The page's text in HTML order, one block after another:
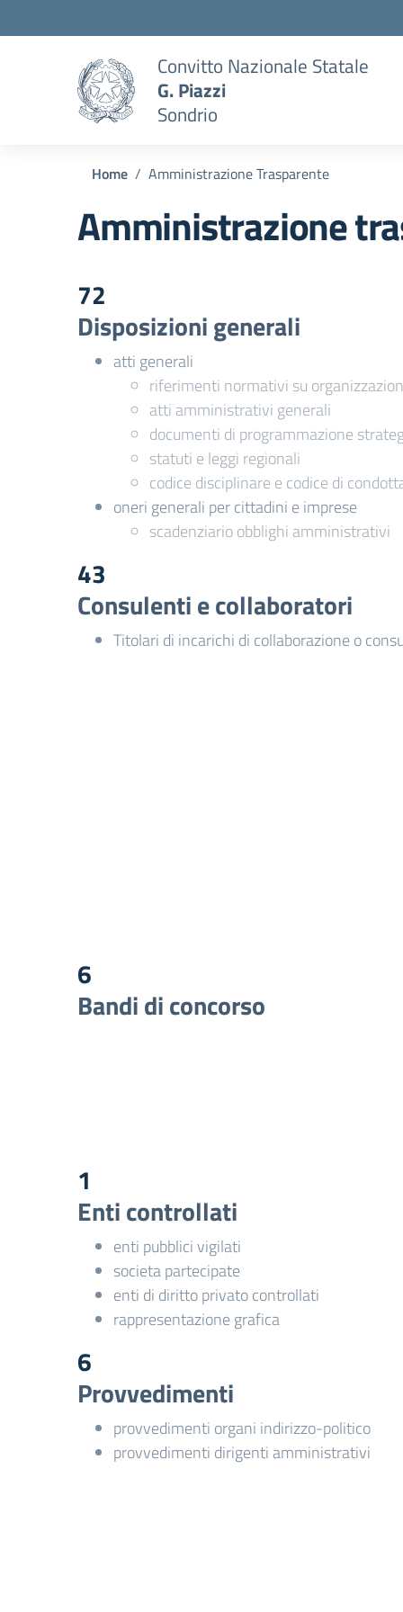
Convitto Nazionale Statale
G. Piazzi
Sondrio
Home Amministrazione Trasparente
Amministrazione
72
Disposizioni generali
atti generali
riferimenti normativi su
atti amministrativi generali
documenti di programmazione
statuti e leggi regionali
codice disciplinare e codice di
oneri generali per cittadini e imprese
scadenziario obblighi amministrativi
43
Consulenti e collaboratori
Titolari di incarichi di collaborazione o
6
Bandi di concorso
1
Enti controllati
enti pubblici vigilati
societa partecipate
enti di diritto privato controllati
rappresentazione grafica
6
Provvedimenti
provvedimenti organi indirizzo-politico
provvedimenti dirigenti amministrativi